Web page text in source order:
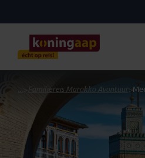
> Familiereis Marokko Avontuur>